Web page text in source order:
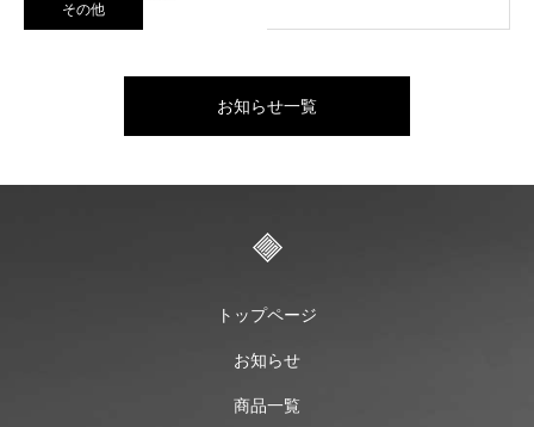
その他
お知らせ一覧
トップページ
お知らせ
商品一覧